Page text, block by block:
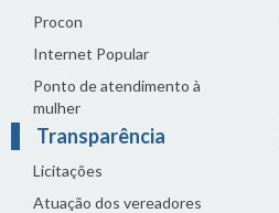
Procon
Internet Popular
Ponto de atendimento à
mulher
Transparência
Licitações
Atuação dos vereadores